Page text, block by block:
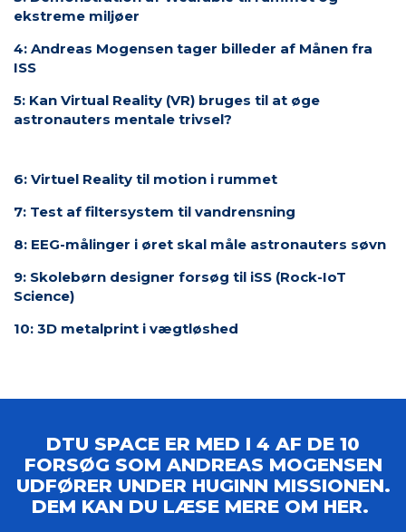
ekstreme miljøer
4: Andreas Mogensen tager billeder af Månen fra
ISS
5: Kan Virtual Reality (VR) bruges til at øge
astronauters mentale trivsel?
6: Virtuel Reality til motion i rummet
7: Test af filtersystem til vandrensning
8: EEG-målinger i øret skal måle astronauters søvn
9: Skolebørn designer forsøg til iSS (Rock-IoT
Science)
10: 3D metalprint i vægtløshed
DTU SPACE ER MED I 4 AF DE 10
FORSØG SOM ANDREAS MOGENSEN
UDFØRER UNDER HUGINN MISSIONEN.
DEM KAN DU LÆSE MERE OM HER.